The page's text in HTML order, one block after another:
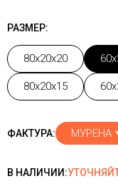
РАЗМЕР:
80x20x20
80x20x15
ФАКТУРА: МУРЕНА
В НАЛИЧИИ: